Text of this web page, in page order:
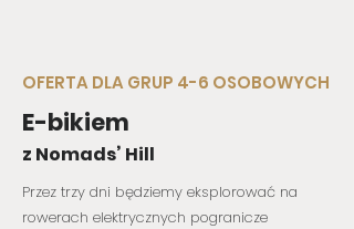
OFERTA DLA GRUP 4-6 OSOBOWYCH
E-bikiem
z Nomads’ Hill
Przez trzy dni będziemy eksplorować na
rowerach elektrycznych pogranicze